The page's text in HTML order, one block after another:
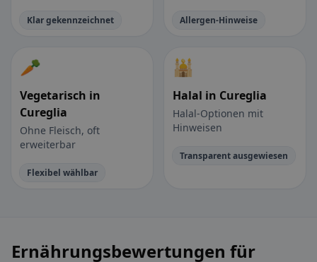
Klar gekennzeichnet Allergen-Hinweise
🥕
Vegetarisch in
Cureglia
Ohne Fleisch, oft
erweiterbar
Flexibel wählbar
🕌
Halal in Cureglia
Halal-Optionen mit
Hinweisen
Transparent ausgewiesen
Ernährungsbewertungen für